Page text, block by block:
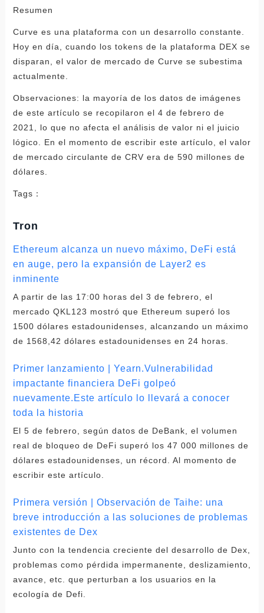
Resumen
Curve es una plataforma con un desarrollo constante.
Hoy en día, cuando los tokens de la plataforma DEX se
disparan, el valor de mercado de Curve se subestima
actualmente.
Observaciones: la mayoría de los datos de imágenes
de este artículo se recopilaron el 4 de febrero de
2021, lo que no afecta el análisis de valor ni el juicio
lógico. En el momento de escribir este artículo, el valor
de mercado circulante de CRV era de 590 millones de
dólares.
Tags：
Tron
Ethereum alcanza un nuevo máximo, DeFi está
en auge, pero la expansión de Layer2 es
inminente
A partir de las 17:00 horas del 3 de febrero, el
mercado QKL123 mostró que Ethereum superó los
1500 dólares estadounidenses, alcanzando un máximo
de 1568,42 dólares estadounidenses en 24 horas.
Primer lanzamiento | Yearn.Vulnerabilidad
impactante financiera DeFi golpeó
nuevamente.Este artículo lo llevará a conocer
toda la historia
El 5 de febrero, según datos de DeBank, el volumen
real de bloqueo de DeFi superó los 47 000 millones de
dólares estadounidenses, un récord. Al momento de
escribir este artículo.
Primera versión | Observación de Taihe: una
breve introducción a las soluciones de problemas
existentes de Dex
Junto con la tendencia creciente del desarrollo de Dex,
problemas como pérdida impermanente, deslizamiento,
avance, etc. que perturban a los usuarios en la
ecología de Defi.